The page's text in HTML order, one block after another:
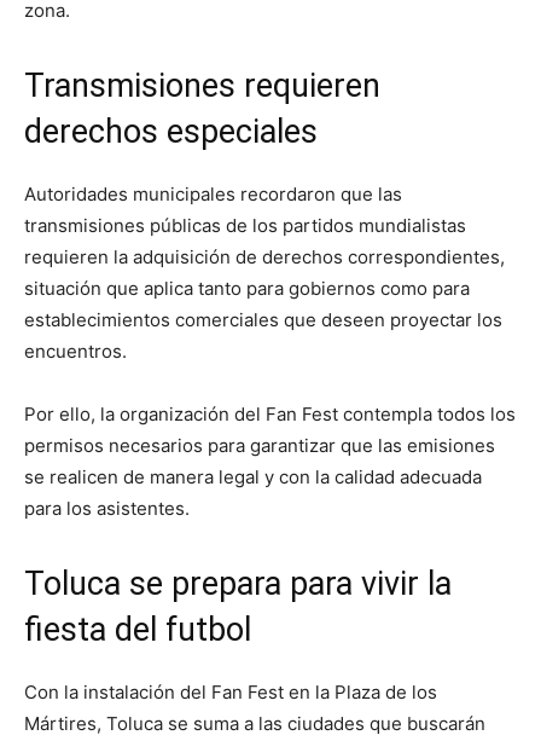
zona.
Transmisiones requieren
derechos especiales
Autoridades municipales recordaron que las
transmisiones públicas de los partidos mundialistas
requieren la adquisición de derechos correspondientes,
situación que aplica tanto para gobiernos como para
establecimientos comerciales que deseen proyectar los
encuentros.
Por ello, la organización del Fan Fest contempla todos los
permisos necesarios para garantizar que las emisiones
se realicen de manera legal y con la calidad adecuada
para los asistentes.
Toluca se prepara para vivir la
fiesta del futbol
Con la instalación del Fan Fest en la Plaza de los
Mártires, Toluca se suma a las ciudades que buscarán